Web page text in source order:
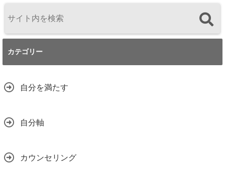
カテゴリー
自分を満たす
自分軸
カウンセリング